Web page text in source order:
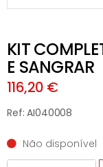
KIT
E SANGRAR
116,20 €
Ref: AI040008
Não disponível